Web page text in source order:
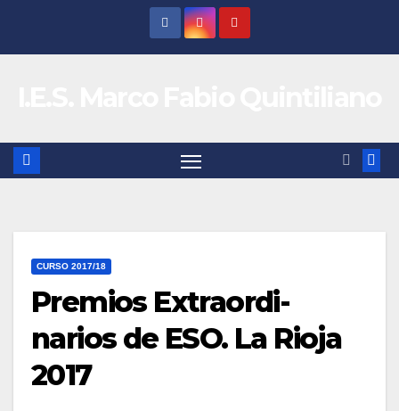
CURSO 2017/18
Premios Extraordi-
narios de ESO. La Rioja
2017